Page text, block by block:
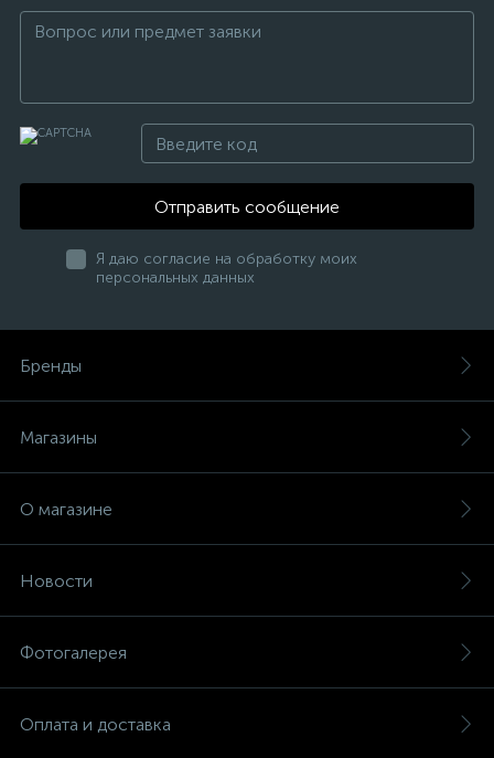
Отправить сообщение
Я даю согласие на обработку моих
персональных данных
Бренды
Магазины
О магазине
Новости
Фотогалерея
Оплата и доставка